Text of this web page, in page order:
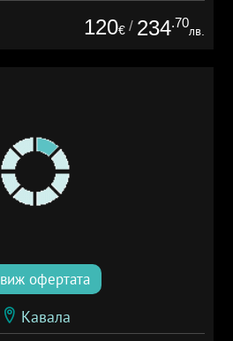
120€ / 234.70
лв.
виж офертата
Кавала